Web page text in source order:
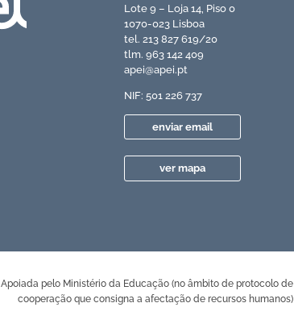
Lote 9 – Loja 14, Piso 0
1070-023 Lisboa
tel. 213 827 619/20
tlm. 963 142 409
apei@apei.pt
NIF: 501 226 737
enviar email
ver mapa
Apoiada pelo Ministério da Educação (no âmbito de protocolo de
cooperação que consigna a afectação de recursos humanos)